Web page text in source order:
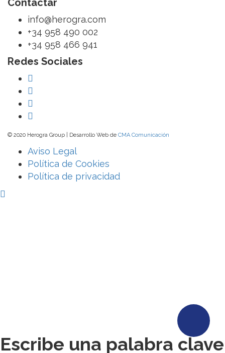
Contactar
info@herogra.com
+34 958 490 002
+34 958 466 941
Redes Sociales
© 2020 Herogra Group | Desarrollo Web de CMA Comunicación
Aviso Legal
Política de Cookies
Política de privacidad
Escribe una palabra clave